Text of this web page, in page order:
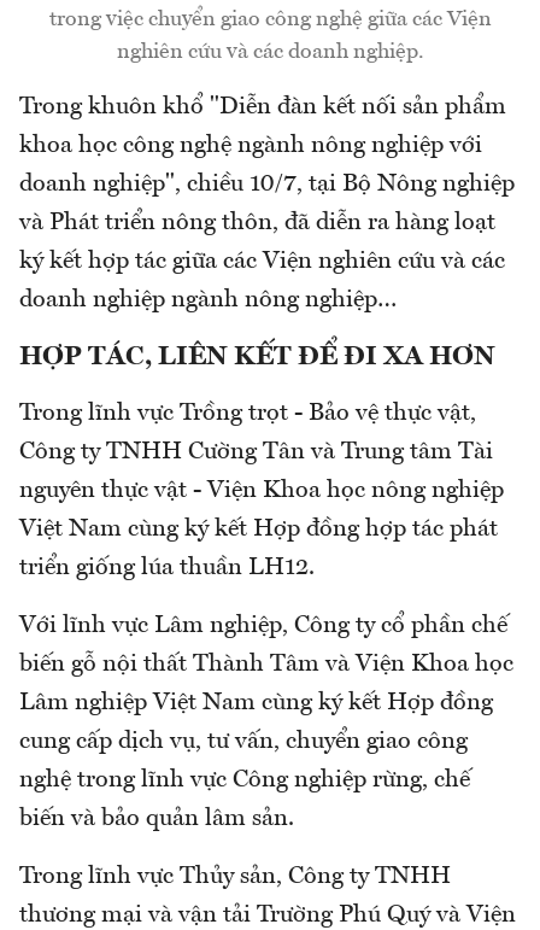
trong việc chuyển giao công nghệ giữa các Viện
nghiên cứu và các doanh nghiệp.
Trong khuôn khổ "Diễn đàn kết nối sản phẩm
khoa học công nghệ ngành nông nghiệp với
doanh nghiệp", chiều 10/7, tại Bộ Nông nghiệp
và Phát triển nông thôn, đã diễn ra hàng loạt
ký kết hợp tác giữa các Viện nghiên cứu và các
doanh nghiệp ngành nông nghiệp…
HỢP TÁC, LIÊN KẾT ĐỂ ĐI XA HƠN
Trong lĩnh vực Trồng trọt - Bảo vệ thực vật,
Công ty TNHH Cường Tân và Trung tâm Tài
nguyên thực vật - Viện Khoa học nông nghiệp
Việt Nam cùng ký kết Hợp đồng hợp tác phát
triển giống lúa thuần LH12.
Với lĩnh vực Lâm nghiệp, Công ty cổ phần chế
biến gỗ nội thất Thành Tâm và Viện Khoa học
Lâm nghiệp Việt Nam cùng ký kết Hợp đồng
cung cấp dịch vụ, tư vấn, chuyển giao công
nghệ trong lĩnh vực Công nghiệp rừng, chế
biến và bảo quản lâm sản.
Trong lĩnh vực Thủy sản, Công ty TNHH
thương mại và vận tải Trường Phú Quý và Viện